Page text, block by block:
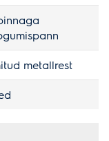
metallrest